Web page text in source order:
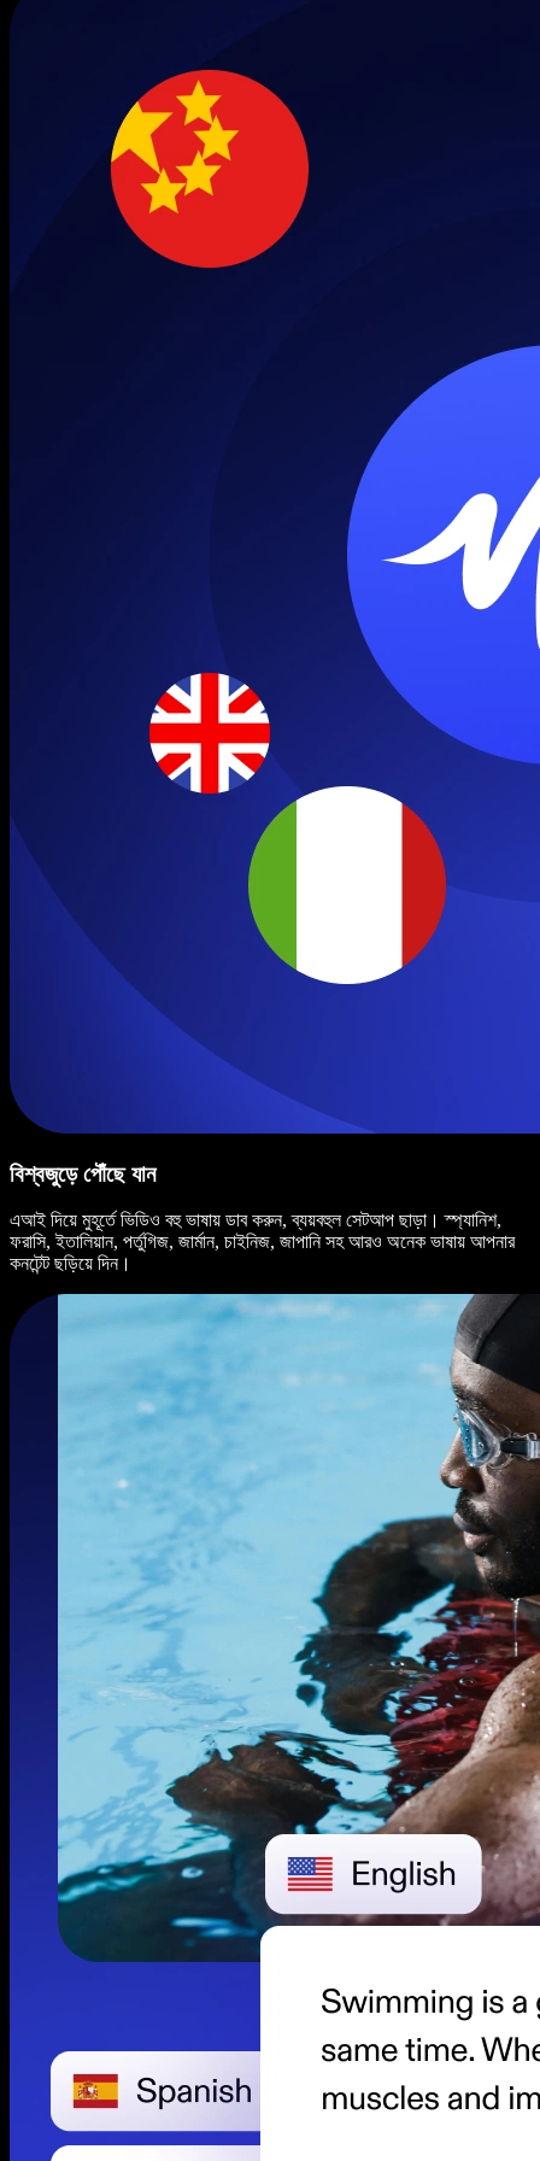
বিশ্বজুড়ে পৌঁছে যান
এআই দিয়ে মুহূর্তে ভিডিও বহু ভাষায় ডাব করুন, ব্যয়বহুল সেটআপ ছাড়া। স্প্যানিশ,
ফরাসি, ইতালিয়ান, পর্তুগিজ, জার্মান, চাইনিজ, জাপানি সহ আরও অনেক ভাষায় আপনার
কনটেন্ট ছড়িয়ে দিন।